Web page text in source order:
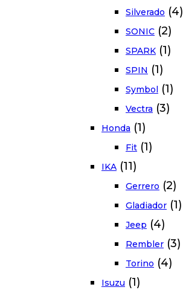
Silverado (4)
SONIC (2)
SPARK (1)
SPIN (1)
Symbol (1)
Vectra (3)
Honda (1)
Fit (1)
IKA (11)
Gerrero (2)
Gladiador (1)
Jeep (4)
Rembler (3)
Torino (4)
Isuzu (1)